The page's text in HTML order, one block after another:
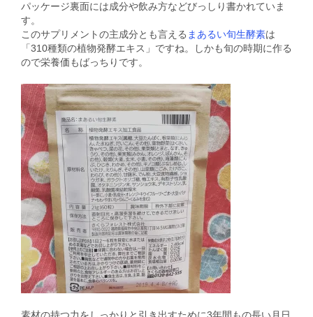
パッケージ裏面には成分や飲み方などびっしり書かれていま
す。
このサプリメントの主成分とも言える まあるい旬生酵素は
「310種類の植物発酵エキス」ですね。しかも旬の時期に作る
ので栄養価もばっちりです。